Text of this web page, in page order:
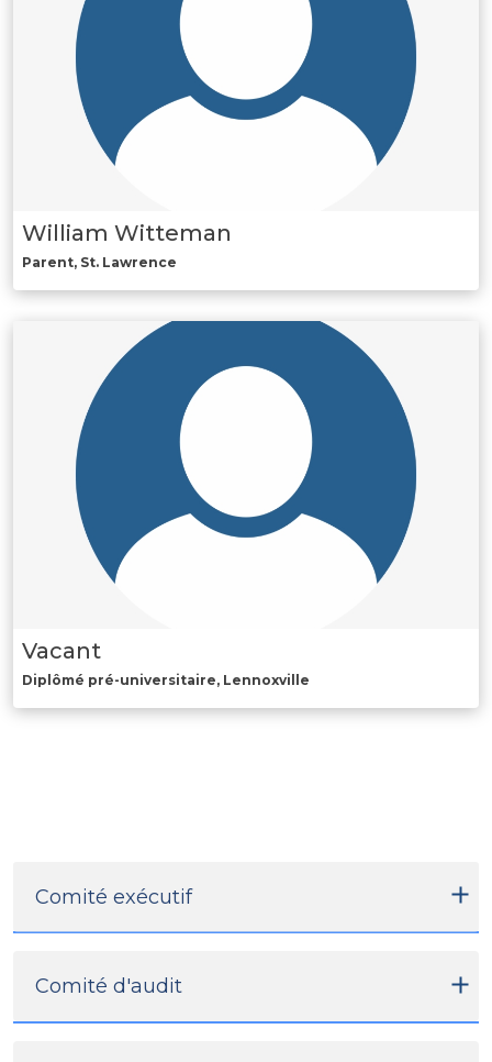
William Witteman
Parent, St. Lawrence
Vacant
Diplômé pré-universitaire, Lennoxville
Comité exécutif
Comité d'audit